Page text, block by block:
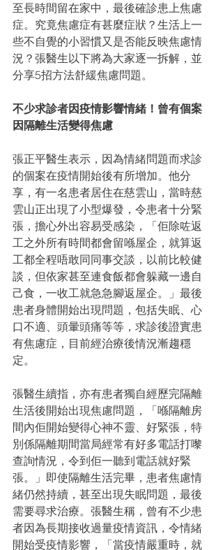
至長時間留在家中，最後確診患上焦慮
症。究竟焦慮症有甚麼症狀？生活上一
些不自覺的小習慣又是否能反映焦慮情
況？張醫生以下將為大家逐一拆解，並
分享5招方法舒緩焦慮問題。
不少求診者因疫情影響情緒！曾有個案
因隔離生活變得焦慮
張正平醫生表示，因為情緒問題而求診
的個案在疫情開始後有所增加。他分
享，有一名患者居住在慈雲山，當時慈
雲山正出現了小型爆發，令患者十分緊
張，擔心外出容易受感染，「佢除咗返
工之外所有時間都會留喺屋企，就算返
工都全程唔敢同同事交談，以前比較健
談，但依家甚至連食飯都會躲藏一邊自
己食，一收工就急急腳返屋企。」最後
患者身體開始出現問題，包括失眠、心
口不適、頭暈頭痛等等，求診後證實患
有焦慮症，目前經治療後情況漸趨穩
定。
張醫生續指，亦有患者獨自經歷完隔離
生活後開始出現焦慮問題，「喺隔離房
間內佢開始變得心神不靈、好緊張，特
別係隔離期間當局經常有好多電話打嚟
查詢情況，令到佢一聽到電話就好緊
張。」即使隔離生活完畢，患者焦慮情
緒仍然持續，甚至出現失眠問題，最後
需要尋求治療。張醫生稱，曾有不少患
者因為長期接收過量疫情資訊，令情緒
開始受疫情影響，「當疫情嚴重時，就